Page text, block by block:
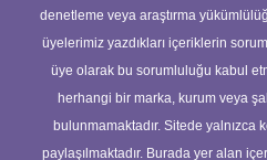
denetleme veya araştırma
üyelerimiz yazdıkları içeriklerin
üye olarak bu sorumluluğu kabul
herhangi bir marka, kurum veya
bulunmamaktadır. Sitede yalnızca
paylaşılmaktadır. Burada yer alan